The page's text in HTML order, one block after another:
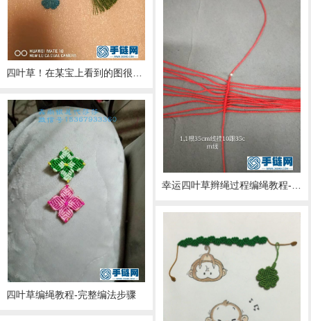
四叶草！在某宝上看到的图很漂亮！自己琢磨了下做了一个！编绳教程-完整编法步骤
幸运四叶草辫绳过程编绳教程-完整编法步骤
四叶草编绳教程-完整编法步骤